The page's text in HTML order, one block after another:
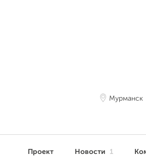
Мурманск
Проект Новости 1